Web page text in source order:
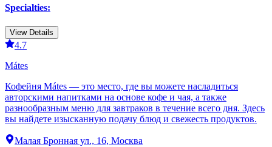
Specialties:
View Details
4.7
Mátes
Кофейня Mátes — это место, где вы можете насладиться
авторскими напитками на основе кофе и чая, а также
разнообразным меню для завтраков в течение всего дня. Здесь
вы найдете изысканную подачу блюд и свежесть продуктов.
Малая Бронная ул., 16, Москва